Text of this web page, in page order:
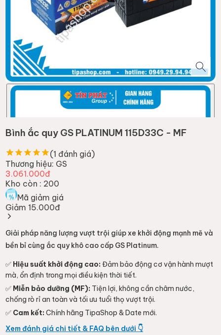
Bình ắc quy GS PLATINUM 115D33C - MF
(1 đánh giá)
Thương hiệu: GS
3.061.000đ
Kho còn : 200
Mã giảm giá
Giảm 15.000đ
Giải pháp năng lượng vượt trội giúp xe khởi động mạnh mẽ và
bền bỉ cùng ắc quy khô cao cấp GS Platinum.
✅ Hiệu suất khởi động cao: Đảm bảo động cơ vận hành mượt
mà, ổn định trong mọi điều kiện thời tiết.
✅ Miễn bảo dưỡng (MF): Tiện lợi, không cần châm nước,
chống rò rỉ an toàn và tối ưu tuổi thọ vượt trội.
✅ Cam kết: Chính hãng TipaShop & Date mới.
Xem đánh giá chi tiết & FAQ bên dưới 👇